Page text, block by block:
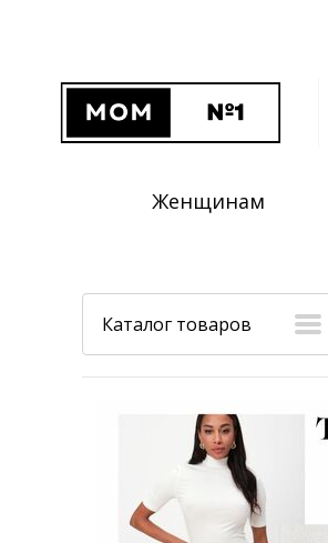
Женщинам
Каталог товаров